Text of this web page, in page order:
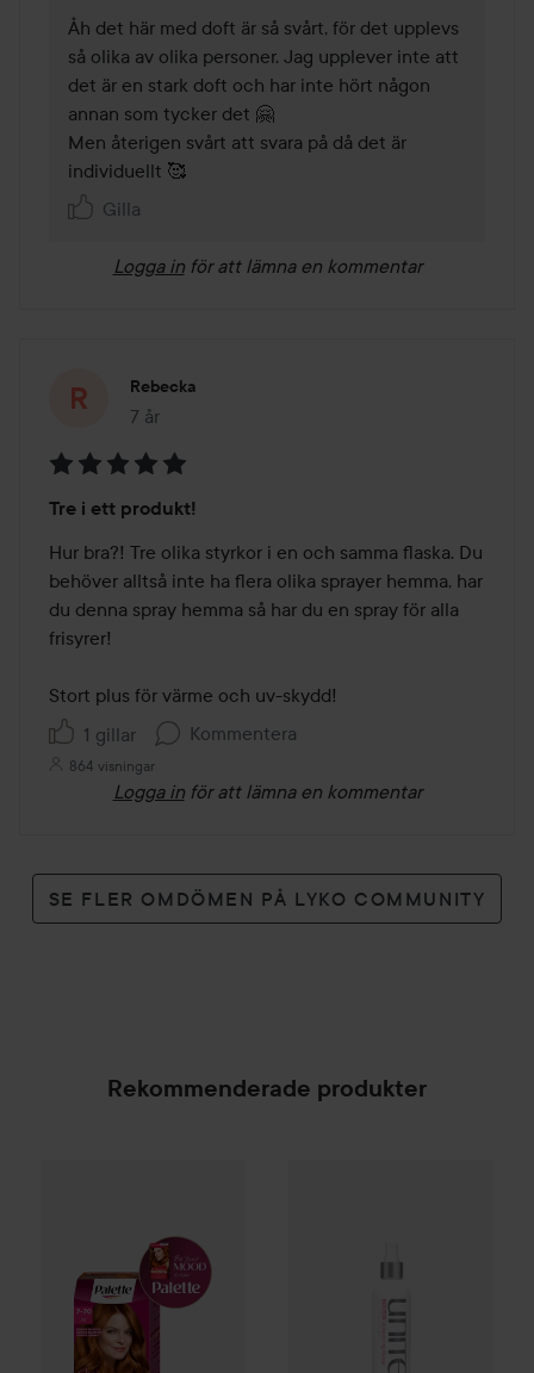
Åh det här med doft är så svårt, för det upplevs
så olika av olika personer. Jag upplever inte att
det är en stark doft och har inte hört någon
annan som tycker det 🤗
Men återigen svårt att svara på då det är
individuellt 🥰
Gilla
Logga in för att lämna en kommentar
Rebecka
7 år
Inlägget skapades 7 år
5
av
5
Tre i ett produkt!
Hur bra?! Tre olika styrkor i en och samma flaska. Du
behöver alltså inte ha flera olika sprayer hemma, har
du denna spray hemma så har du en spray för alla
frisyrer!
Stort plus för värme och uv-skydd!
1 gillar
Kommentera
864 visningar
Logga in för att lämna en kommentar
SE FLER OMDÖMEN PÅ LYKO COMMUNITY
Rekommenderade produkter